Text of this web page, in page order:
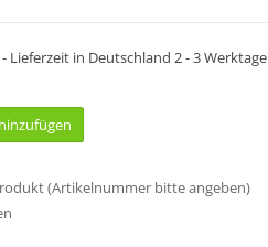
Lieferzeit in Deutschland 2 - 3 Werktage
(Artikelnummer bitte angeben)